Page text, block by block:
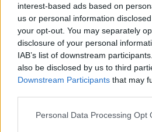
interest-based ads based on
us or personal information
your opt-out. You may separately
disclosure of your personal
IAB’s list of downstream
also be disclosed by us to third
Downstream Participants that may
Personal Data Processing Opt
Skóra po wakacjach